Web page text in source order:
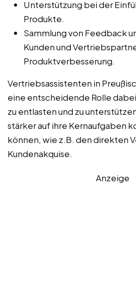
Unterstützung bei der
Produkte.
Sammlung von Feedback
Kunden und
Produktverbesserung.
Vertriebsassistenten in
eine entscheidende Rolle
zu entlasten und zu
stärker auf ihre Kernaufgaben
können, wie z.B. den direkten
Kundenakquise.
Anzeige